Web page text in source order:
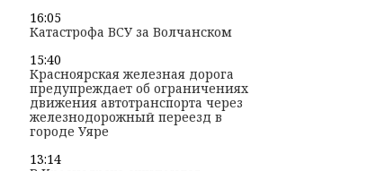
16:05
Катастрофа ВСУ за Волчанском
15:40
Красноярская железная дорога
предупреждает об ограничениях
движения автотранспорта через
железнодорожный переезд в
городе Уяре
13:14